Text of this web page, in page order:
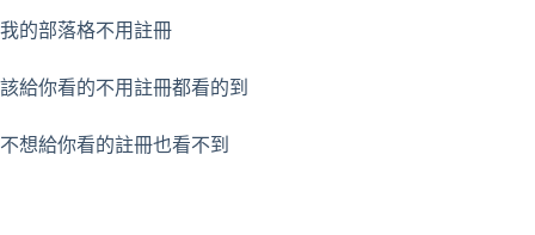
我的部落格不用註冊
該給你看的不用註冊都看的到
不想給你看的註冊也看不到